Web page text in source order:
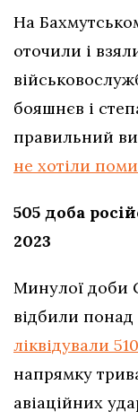
На
оточили і
бояшнєв і
правильний
не хотіли
505 доба
2023
Минулої доби
відбили
ліквідували
напрямку
авіаційних